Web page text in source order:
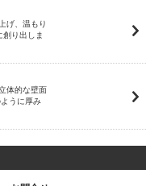
げ、温もり
り出しま
体的な壁面
うに厚み